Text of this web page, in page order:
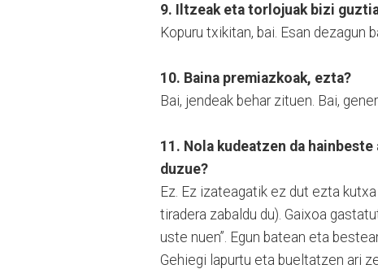
9. Iltzeak eta torlojuak bizi
Kopuru txikitan, bai. Esan dezagun
10. Baina premiazkoak, ezta?
Bai, jendeak behar zituen. Bai,
11. Nola kudeatzen da
duzue?
Ez. Ez izateagatik ez dut ezta
tiradera zabaldu du). Gaixoa
uste nuen”. Egun batean eta
Gehiegi lapurtu eta bueltatzen ari